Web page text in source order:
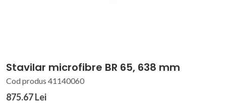
Stavilar microfibre BR 65, 638 mm
Cod produs 41140060
875.67 Lei